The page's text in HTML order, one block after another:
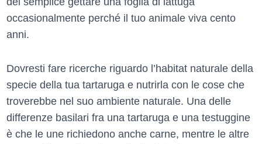
occasionalmente perché il tuo animale viva cento
anni.
Dovresti fare ricerche riguardo l’habitat naturale della
specie della tua tartaruga e nutrirla con le cose che
troverebbe nel suo ambiente naturale. Una delle
differenze basilari fra una tartaruga e una testuggine
è che le une richiedono anche carne, mentre le altre